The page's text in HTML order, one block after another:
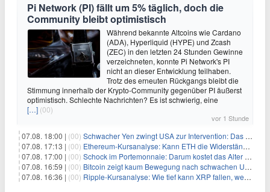
Pi Network (PI) fällt um 5% täglich, doch die
Community bleibt optimistisch
Während bekannte Altcoins wie Cardano
(ADA), Hyperliquid (HYPE) und Zcash
(ZEC) in den letzten 24 Stunden Gewinne
verzeichneten, konnte Pi Network's PI
nicht an dieser Entwicklung teilhaben.
Trotz des erneuten Rückgangs bleibt die
Stimmung innerhalb der Krypto-Community gegenüber PI äußerst
optimistisch. Schlechte Nachrichten? Es ist schwierig, eine
[…] (00)
vor 1 Stunde
07.08. 18:00 | (00) Schwacher Yen zwingt USA zur Intervention: Das größte Risiko seit 15 Jahren
07.08. 17:13 | (00) Ethereum-Kursanalyse: Kann ETH die Widerstände der gleitenden Durchschnitte überwinden?
07.08. 17:00 | (00) Schock im Portemonnaie: Darum kostet das Alter deutlich mehr als Sie denken
07.08. 16:59 | (00) Bitcoin zeigt kaum Bewegung nach schwachen US-Arbeitsmarktdaten, Fed-Zinserhöhungschancen sinken auf 44%
07.08. 16:36 | (00) Ripple-Kursanalyse: Wie tief kann XRP fallen, wenn die $1-Unterstützung am Wochenende verloren geht?